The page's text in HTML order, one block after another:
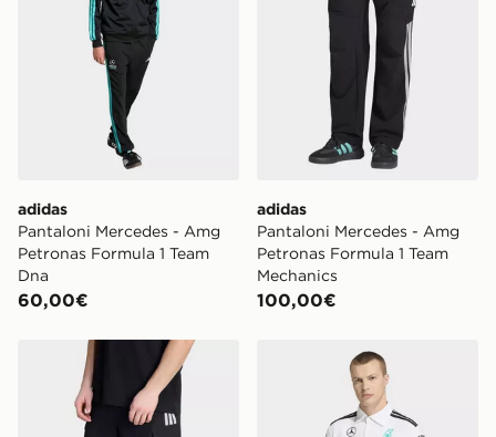
adidas
Pantaloni Mercedes - Amg
Petronas Formula 1 Team
Dna
60,00€
adidas
Pantaloni Mercedes - Amg
Petronas Formula 1 Team
Mechanics
100,00€
adidas Short Mercedes-amg Petronas Formula 1 Team
adidas Polo Mercedes-